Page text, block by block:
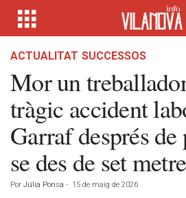
ACTUALITAT SUCCESSOS
Mor un
tràgic accident
Garraf després
se des de set
Por Júlia Ponsa - 15 de maig de 2026